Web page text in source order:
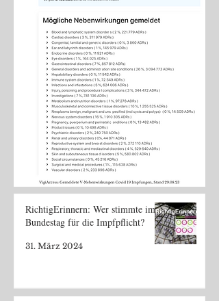
RichtigErinnern: Wer stimmte im
Bundestag für die Impfpflicht?
31. März 2024